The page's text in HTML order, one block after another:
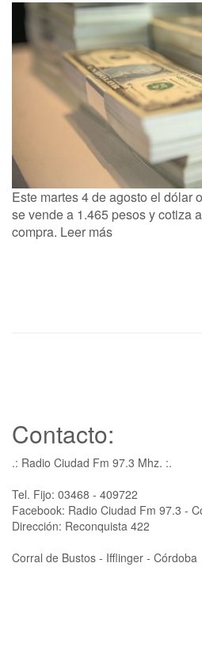
Este martes 4 de agosto el dólar
se vende a 1.465 pesos y cotiza
compra. Leer más
Contacto:
.: Radio Ciudad Fm 97.3 Mhz. :.
Tel. Fijo: 03468 - 409722
Facebook: Radio Ciudad Fm 97.3 -
Dirección: Reconquista 422
Corral de Bustos - Ifflinger - Córdoba